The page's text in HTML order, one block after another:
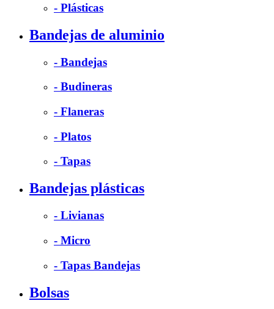
- Plásticas
Bandejas de aluminio
- Bandejas
- Budineras
- Flaneras
- Platos
- Tapas
Bandejas plásticas
- Livianas
- Micro
- Tapas Bandejas
Bolsas